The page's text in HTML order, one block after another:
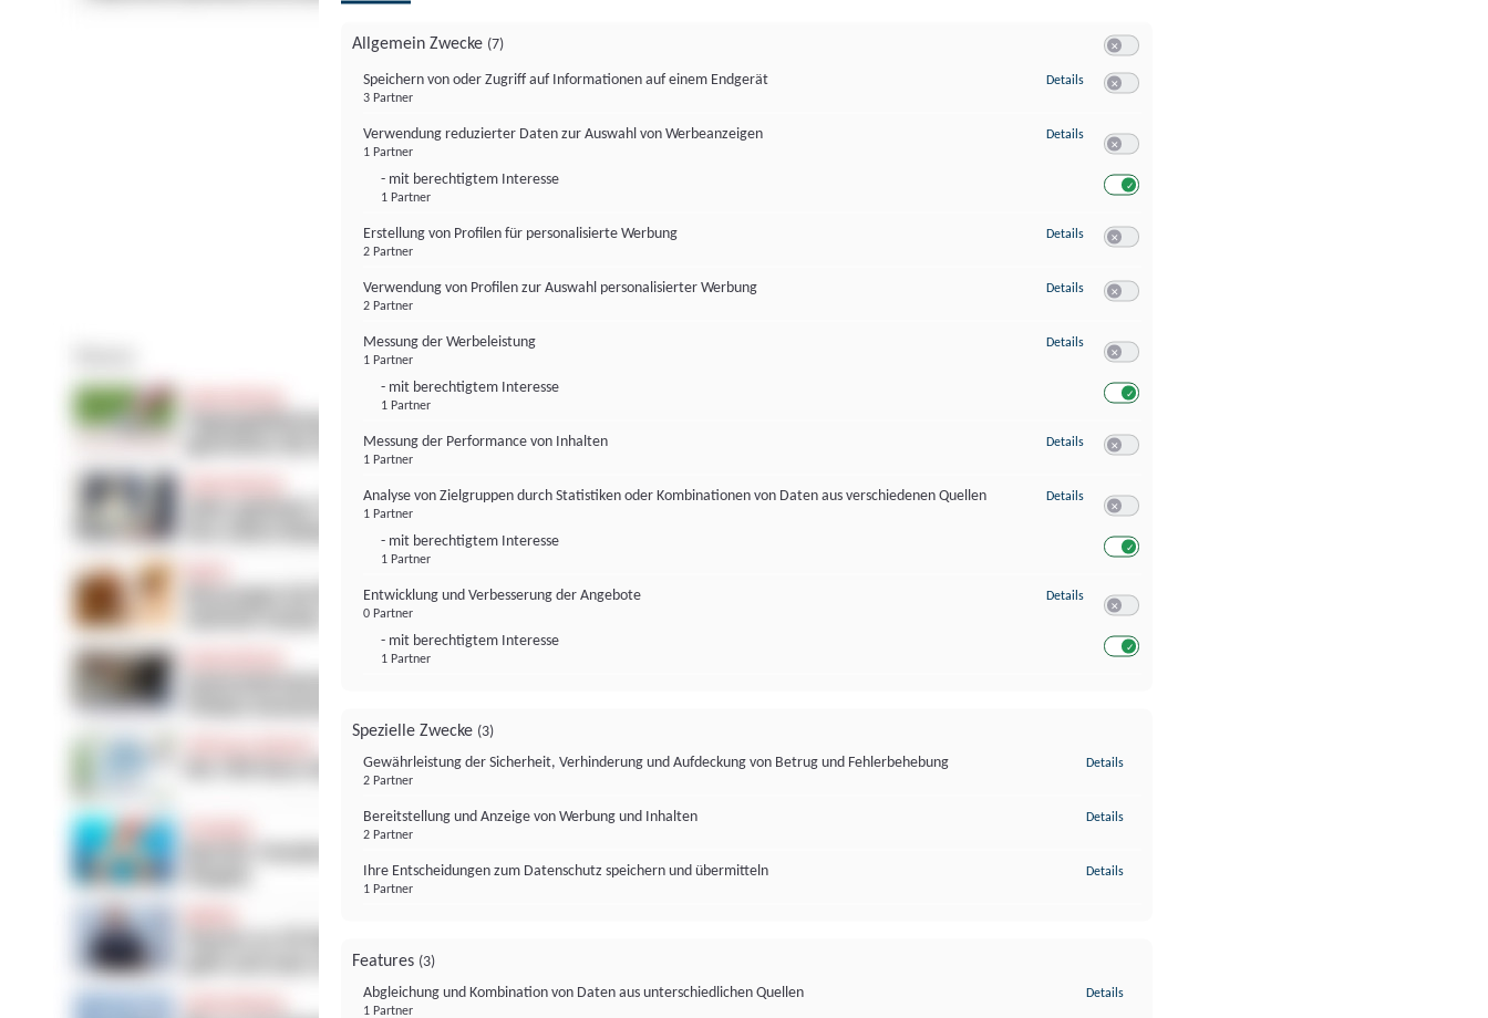
Allgemein Zwecke (7)
Speichern von oder Zugriff auf Informationen auf einem Endgerät
3 Partner
Details zu Speichern von oder Zugriff auf Informationen auf einem Endgerät
Verwendung reduzierter Daten zur Auswahl von Werbeanzeigen
1 Partner
- mit berechtigtem Interesse
1 Partner
Details zu Verwendung reduzierter Daten zur Auswahl von Werbeanzeigen
Erstellung von Profilen für personalisierte Werbung
2 Partner
Details zu Erstellung von Profilen für personalisierte Werbung
Verwendung von Profilen zur Auswahl personalisierter Werbung
2 Partner
Details zu Verwendung von Profilen zur Auswahl personalisierter Werbung
Messung der Werbeleistung
1 Partner
- mit berechtigtem Interesse
1 Partner
Details zu Messung der Werbeleistung
Messung der Performance von Inhalten
1 Partner
Details zu Messung der Performance von Inhalten
Analyse von Zielgruppen durch Statistiken oder Kombinationen von Daten aus verschiedenen Quellen
1 Partner
- mit berechtigtem Interesse
1 Partner
Details zu Analyse von Zielgruppen durch Statistiken oder Kombinationen von
Entwicklung und Verbesserung der Angebote
0 Partner
- mit berechtigtem Interesse
1 Partner
Details zu Entwicklung und Verbesserung der Angebote
Spezielle Zwecke (3)
Gewährleistung der Sicherheit, Verhinderung und Aufdeckung von Betrug und Fehlerbehebung
2 Partner
Details
Bereitstellung und Anzeige von Werbung und Inhalten
2 Partner
Details
Ihre Entscheidungen zum Datenschutz speichern und übermitteln
1 Partner
Details
Features (3)
Abgleichung und Kombination von Daten aus unterschiedlichen Quellen
1 Partner
Details